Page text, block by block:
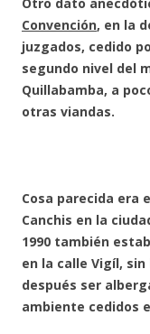
Convención, en la
juzgados, cedido
segundo nivel del
Quillabamba, a
otras viandas.
Cosa parecida era
Canchis en la
1990 también
en la calle Vigíl,
después ser
ambiente cedidos